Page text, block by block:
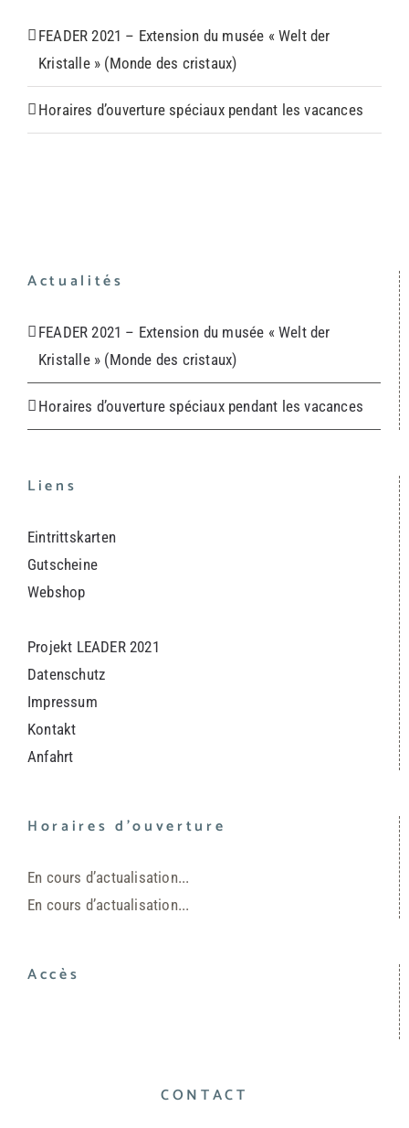
FEADER 2021 – Extension du musée « Welt der
Kristalle » (Monde des cristaux)
Horaires d’ouverture spéciaux pendant les vacances
Actualités
FEADER 2021 – Extension du musée « Welt der
Kristalle » (Monde des cristaux)
Horaires d’ouverture spéciaux pendant les vacances
Liens
Eintrittskarten
Gutscheine
Webshop
Projekt LEADER 2021
Datenschutz
Impressum
Kontakt
Anfahrt
Horaires d’ouverture
En cours d’actualisation...
En cours d’actualisation...
Accès
CONTACT